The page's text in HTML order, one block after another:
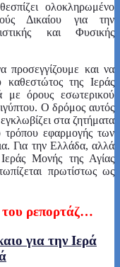
ολοκληρωμένο
Δικαίου για την
και Φυσικής
προσεγγίζουμε και να
της Ιεράς
με όρους εσωτερικού
Ο δρόμος αυτός
στα ζητήματα
τρόπου εφαρμογής των
Για την Ελλάδα, αλλά
Μονής της Αγίας
πρωτίστως ως
του ρεπορτάζ…
για την Ιερά